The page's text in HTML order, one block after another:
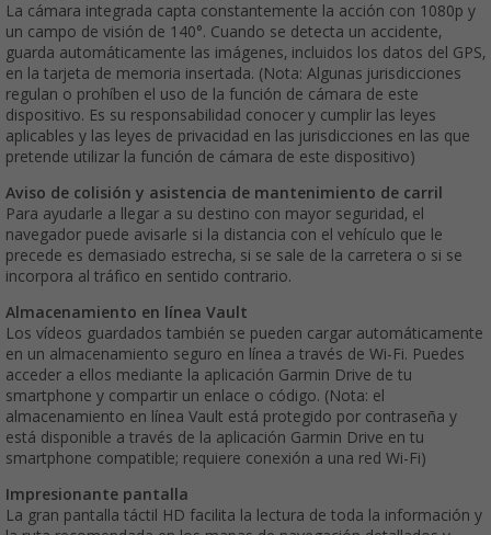
La cámara integrada capta constantemente la acción con 1080p y
un campo de visión de 140°. Cuando se detecta un accidente,
guarda automáticamente las imágenes, incluidos los datos del GPS,
en la tarjeta de memoria insertada. (Nota: Algunas jurisdicciones
regulan o prohíben el uso de la función de cámara de este
dispositivo. Es su responsabilidad conocer y cumplir las leyes
aplicables y las leyes de privacidad en las jurisdicciones en las que
pretende utilizar la función de cámara de este dispositivo)
Aviso de colisión y asistencia de mantenimiento de carril
Para ayudarle a llegar a su destino con mayor seguridad, el
navegador puede avisarle si la distancia con el vehículo que le
precede es demasiado estrecha, si se sale de la carretera o si se
incorpora al tráfico en sentido contrario.
Almacenamiento en línea Vault
Los vídeos guardados también se pueden cargar automáticamente
en un almacenamiento seguro en línea a través de Wi-Fi. Puedes
acceder a ellos mediante la aplicación Garmin Drive de tu
smartphone y compartir un enlace o código. (Nota: el
almacenamiento en línea Vault está protegido por contraseña y
está disponible a través de la aplicación Garmin Drive en tu
smartphone compatible; requiere conexión a una red Wi-Fi)
Impresionante pantalla
La gran pantalla táctil HD facilita la lectura de toda la información y